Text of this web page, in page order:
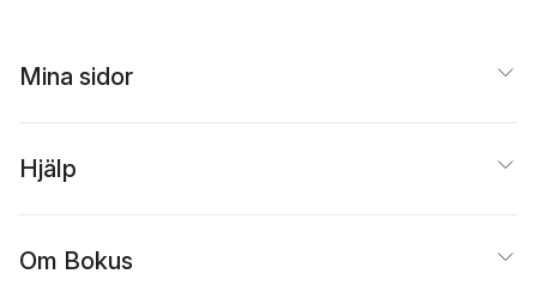
Mina sidor
Hjälp
Om Bokus